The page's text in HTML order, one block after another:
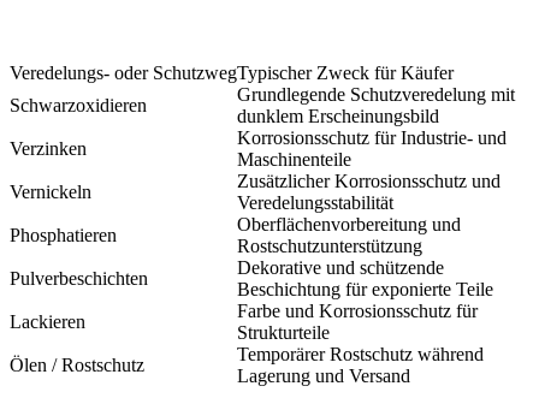
Veredelungs- oder SchutzwegTypischer Zweck für Käufer
Schwarzoxidieren
Grundlegende Schutzveredelung mit
dunklem Erscheinungsbild
Verzinken
Korrosionsschutz für Industrie- und
Maschinenteile
Vernickeln
Zusätzlicher Korrosionsschutz und
Veredelungsstabilität
Phosphatieren
Oberflächenvorbereitung und
Rostschutzunterstützung
Pulverbeschichten
Dekorative und schützende
Beschichtung für exponierte Teile
Lackieren
Farbe und Korrosionsschutz für
Strukturteile
Ölen / Rostschutz
Temporärer Rostschutz während
Lagerung und Versand